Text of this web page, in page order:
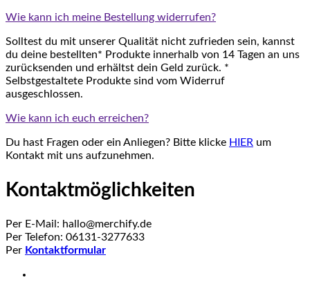
Wie kann ich meine Bestellung widerrufen?
Solltest du mit unserer Qualität nicht zufrieden sein, kannst
du deine bestellten* Produkte innerhalb von 14 Tagen an uns
zurücksenden und erhältst dein Geld zurück. *
Selbstgestaltete Produkte sind vom Widerruf
ausgeschlossen.
Wie kann ich euch erreichen?
Du hast Fragen oder ein Anliegen? Bitte klicke HIER um
Kontakt mit uns aufzunehmen.
Kontaktmöglichkeiten
Per E-Mail: hallo@merchify.de
Per Telefon: 06131-3277633
Per Kontaktformular